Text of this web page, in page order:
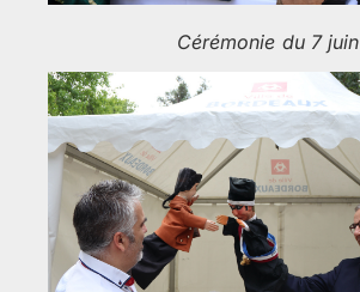
Cérémonie du 7 juin